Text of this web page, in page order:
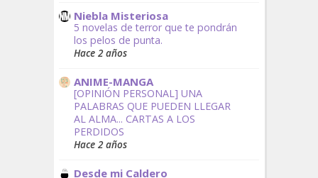
Niebla Misteriosa
5 novelas de terror que te pondrán
los pelos de punta.
Hace 2 años
ANIME-MANGA
[OPINIÓN PERSONAL] UNA
PALABRAS QUE PUEDEN LLEGAR
AL ALMA... CARTAS A LOS
PERDIDOS
Hace 2 años
Desde mi Caldero